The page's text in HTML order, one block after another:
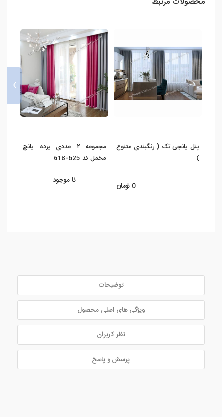
پنل پانچی تک ( رنگبندی متنوع
)
0 تومان
مجموعه ۲ عددی پرده پانچ
مخمل کد 625-618
نا موجود
›
توضیحات
ویژگی های اصلی محصول
نظر کاربران
پرسش و پاسخ